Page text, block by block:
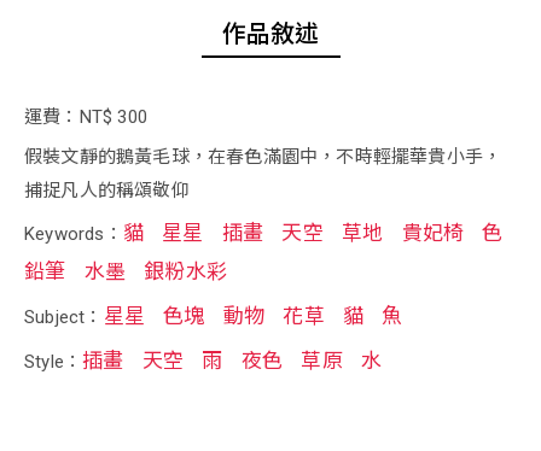
作品敘述
運費：NT$ 300
假裝文靜的鵝黃毛球，在春色滿園中，不時輕擺華貴小手，
捕捉凡人的稱頌敬仰
Keywords： 貓 星星 插畫 天空 草地 貴妃椅
色
鉛筆
水墨 銀粉水彩
Subject： 星星 色塊 動物 花草 貓 魚
Style：插畫 天空 雨 夜色 草原 水